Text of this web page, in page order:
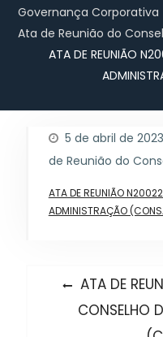
Governança Corporativa
Ata de Reunião do
ATA DE REUNIÃO
5 de abril de 2023
de Reunião do
ATA DE REUNIÃO
ADMINISTRAÇÃO
Navegação
Previous
post:
ATA DE
CONSELHO